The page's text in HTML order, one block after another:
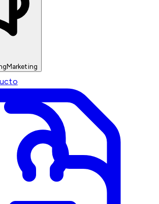
Marketing